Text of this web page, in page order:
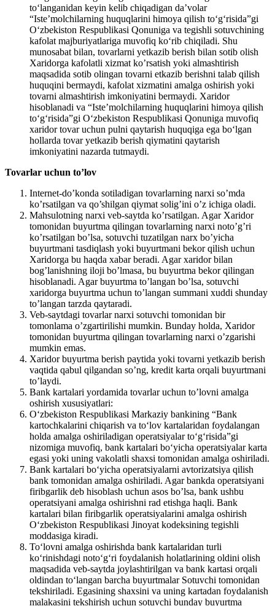
to‘langanidan keyin kelib chiqadigan da’volar
“Iste’molchilarning huquqlarini himoya qilish to‘g‘risida”gi
O‘zbekiston Respublikasi Qonuniga va tegishli sotuvchining
kafolat majburiyatlariga muvofiq ko‘rib chiqiladi. Shu
munosabat bilan, tovarlarni yetkazib berish bilan sotib olish
Xaridorga kafolatli xizmat ko’rsatish yoki almashtirish
maqsadida sotib olingan tovarni etkazib berishni talab qilish
huquqini bermaydi, kafolat xizmatini amalga oshirish yoki
tovarni almashtirish imkoniyatini bermaydi. Xaridor
hisoblanadi va “Iste’molchilarning huquqlarini himoya qilish
to‘g‘risida”gi O‘zbekiston Respublikasi Qonuniga muvofiq
xaridor tovar uchun pulni qaytarish huquqiga ega bo‘lgan
hollarda tovar yetkazib berish qiymatini qaytarish
imkoniyatini nazarda tutmaydi.
Tovarlar uchun to’lov
Internet-do’konda sotiladigan tovarlarning narxi so’mda
ko’rsatilgan va qo’shilgan qiymat solig’ini o’z ichiga oladi.
Mahsulotning narxi veb-saytda ko’rsatilgan. Agar Xaridor
tomonidan buyurtma qilingan tovarlarning narxi noto’g’ri
ko’rsatilgan bo’lsa, sotuvchi tuzatilgan narx bo’yicha
buyurtmani tasdiqlash yoki buyurtmani bekor qilish uchun
Xaridorga bu haqda xabar beradi. Agar xaridor bilan
bog’lanishning iloji bo’lmasa, bu buyurtma bekor qilingan
hisoblanadi. Agar buyurtma to’langan bo’lsa, sotuvchi
xaridorga buyurtma uchun to’langan summani xuddi shunday
to’langan tarzda qaytaradi.
Veb-saytdagi tovarlar narxi sotuvchi tomonidan bir
tomonlama o’zgartirilishi mumkin. Bunday holda, Xaridor
tomonidan buyurtma qilingan tovarlarning narxi o’zgarishi
mumkin emas.
Xaridor buyurtma berish paytida yoki tovarni yetkazib berish
vaqtida qabul qilgandan so’ng, kredit karta orqali buyurtmani
to’laydi.
Bank kartalari yordamida tovarlar uchun to’lovni amalga
oshirish xususiyatlari:
O‘zbekiston Respublikasi Markaziy bankining “Bank
kartochkalarini chiqarish va to‘lov kartalaridan foydalangan
holda amalga oshiriladigan operatsiyalar to‘g‘risida”gi
nizomiga muvofiq, bank kartalari bo‘yicha operatsiyalar karta
egasi yoki uning vakolatli shaxsi tomonidan amalga oshiriladi.
Bank kartalari bo‘yicha operatsiyalarni avtorizatsiya qilish
bank tomonidan amalga oshiriladi. Agar bankda operatsiyani
firibgarlik deb hisoblash uchun asos bo’lsa, bank ushbu
operatsiyani amalga oshirishni rad etishga haqli. Bank
kartalari bilan firibgarlik operatsiyalarini amalga oshirish
O‘zbekiston Respublikasi Jinoyat kodeksining tegishli
moddasiga kiradi.
To‘lovni amalga oshirishda bank kartalaridan turli
ko‘rinishdagi noto‘g‘ri foydalanish holatlarining oldini olish
maqsadida veb-saytda joylashtirilgan va bank kartasi orqali
oldindan to‘langan barcha buyurtmalar Sotuvchi tomonidan
tekshiriladi. Egasining shaxsini va uning kartadan foydalanish
malakasini tekshirish uchun sotuvchi bunday buyurtma